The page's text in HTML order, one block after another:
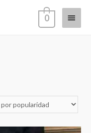
0